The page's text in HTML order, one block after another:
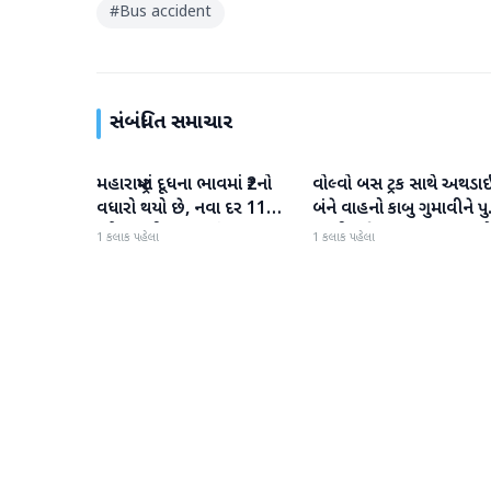
#Bus accident
સંબંધિત સમાચાર
રાષ્ટ્રીય
મહારાષ્ટ્રમાં દૂધના ભાવમાં ₹2નો
વધારો થયો છે, નવા દર 11
ઓગસ્ટથી અમલમાં
1 કલાક પહેલા
રાષ્ટ્રીય
વોલ્વો બસ ટ્રક સાથે
બંને વાહનો કાબુ ગુમાવીને
પરથી પડી ગયા, 40 મુસાફરો
1 કલાક પહેલા